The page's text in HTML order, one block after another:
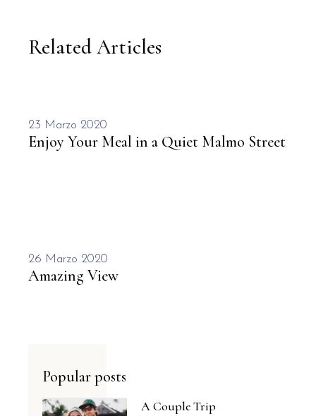
Related Articles
23 Marzo 2020
Enjoy Your Meal in a Quiet Malmo Street
26 Marzo 2020
Amazing View
Popular posts
A Couple Trip